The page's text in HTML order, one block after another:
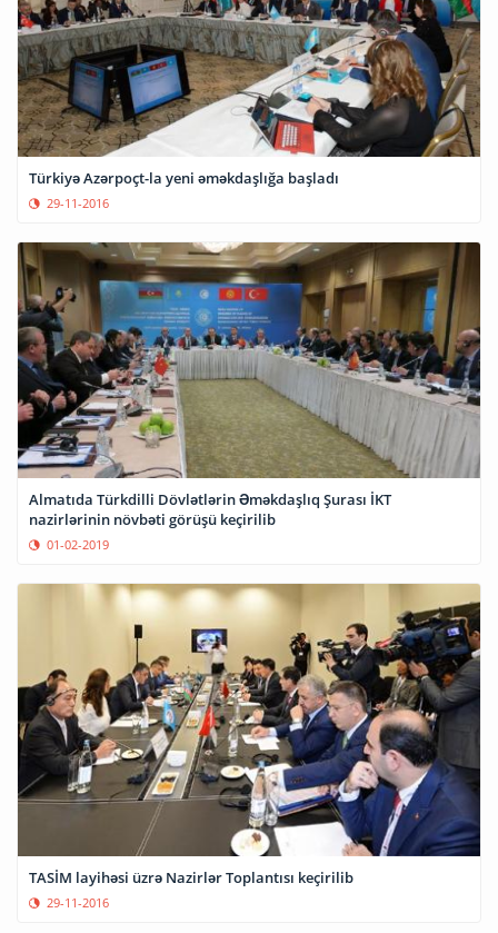
Türkiyə Azərpoçt-la yeni əməkdaşlığa başladı
29-11-2016
Almatıda Türkdilli Dövlətlərin Əməkdaşlıq Şurası İKT
nazirlərinin növbəti görüşü keçirilib
01-02-2019
TASİM layihəsi üzrə Nazirlər Toplantısı keçirilib
29-11-2016